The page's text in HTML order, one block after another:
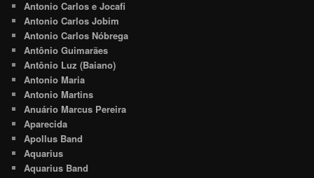
Antonio Carlos e Jocafi
Antonio Carlos Jobim
Antonio Carlos Nóbrega
Antônio Guimarães
Antônio Luz (Baiano)
Antonio Maria
Antonio Martins
Anuário Marcus Pereira
Aparecida
Apollus Band
Aquarius
Aquarius Band